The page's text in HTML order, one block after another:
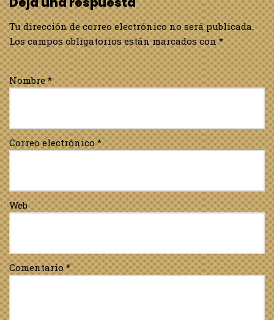
Tu dirección de correo electrónico no será publicada.
Los campos obligatorios están marcados con*
Nombre*
Correo electrónico*
Web
Comentario*